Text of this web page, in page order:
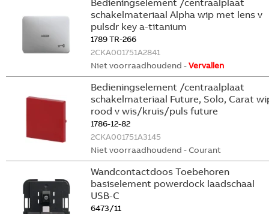
Bedieningselement /centraalplaat
schakelmateriaal Alpha wip met lens v
pulsdr key a-titanium
1789 TR-266
2CKA001751A2841
Niet voorraadhoudend -Vervallen
Bedieningselement /centraalplaat
schakelmateriaal Future, Solo, Carat
rood v wis/kruis/puls future
1786-12-82
2CKA001751A3145
Niet voorraadhoudend - Courant
Wandcontactdoos Toebehoren
basiselement powerdock laadschaal
USB-C
6473/11